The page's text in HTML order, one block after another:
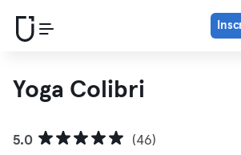
Yoga Colibri
5.0
(46)